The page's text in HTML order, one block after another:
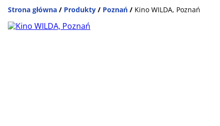
Strona główna / Produkty / Poznań / Kino WILDA, Poznań